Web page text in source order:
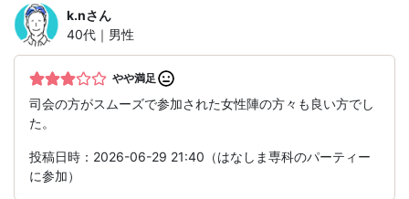
k.nさん
40代｜男性
やや満足
司会の方がスムーズで参加された女性陣の方々も良い方でし
た。
投稿日時：2026-06-29 21:40（はなしま専科のパーティー
に参加）